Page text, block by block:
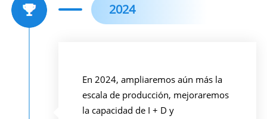
2024
En 2024, ampliaremos aún más la
escala de producción, mejoraremos
la capacidad de I + D y